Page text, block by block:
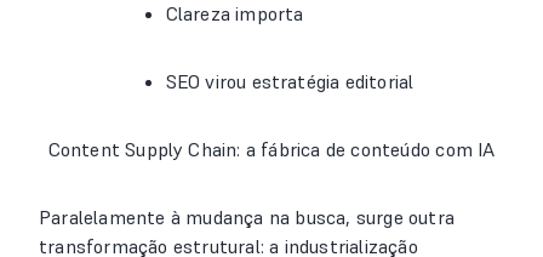
Clareza importa
SEO virou estratégia editorial
Content Supply Chain: a fábrica de conteúdo com IA
Paralelamente à mudança na busca, surge outra
transformação estrutural: a industrialização